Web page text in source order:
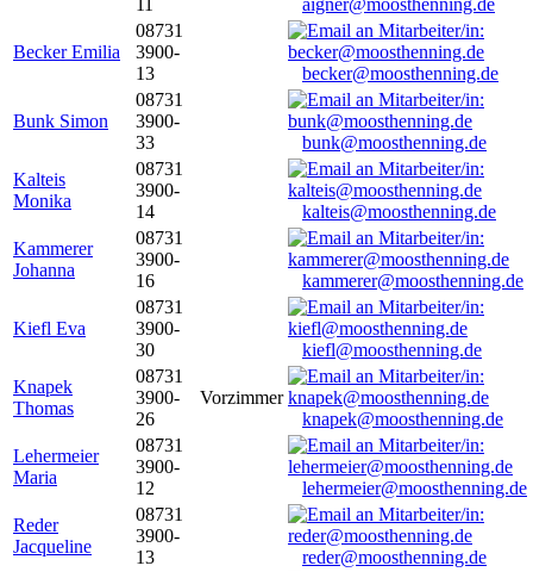
aigner@moosthenning.de
Becker Emilia
08731
3900-
13
becker@moosthenning.de
Bunk Simon
08731
3900-
33
bunk@moosthenning.de
Kalteis
Monika
08731
3900-
14
kalteis@moosthenning.de
Kammerer
Johanna
08731
3900-
16
kammerer@moosthenning.de
Kiefl Eva
08731
3900-
30
kiefl@moosthenning.de
Knapek
Thomas
08731
3900-
26
Vorzimmer
knapek@moosthenning.de
Lehermeier
Maria
08731
3900-
12
lehermeier@moosthenning.de
Reder
Jacqueline
08731
3900-
13
reder@moosthenning.de